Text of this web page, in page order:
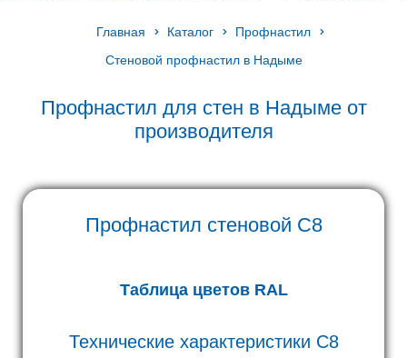
Главная Каталог
Профнастил
Стеновой профнастил в Надыме
Профнастил для стен в Надыме от
производителя
Профнастил стеновой С8
Таблица цветов RAL
Технические характеристики С8